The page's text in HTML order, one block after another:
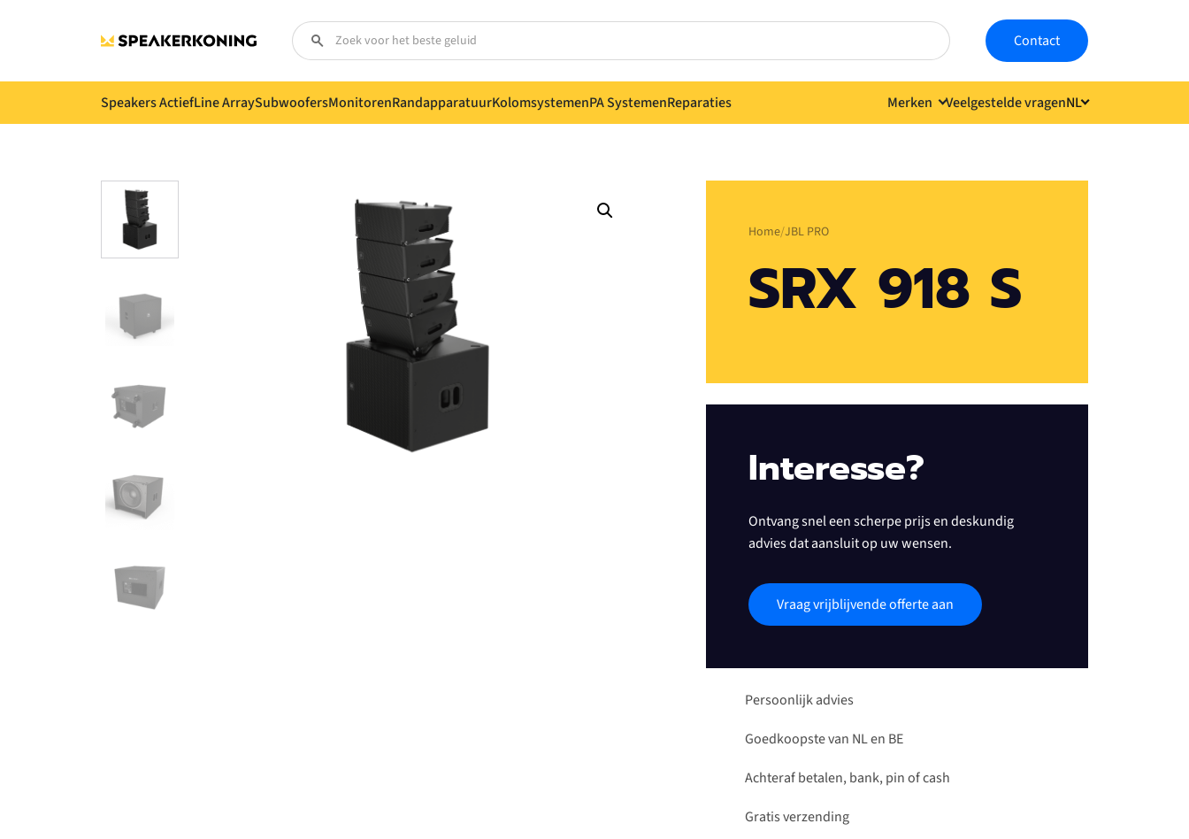
Contact
Speakers ActiefLine ArraySubwoofersMonitorenRandapparatuurKolomsystemenPA SystemenReparaties Merken Veelgestelde vragenNL
Taal kiezen
Home JBL PRO
SRX 918 S
Interesse?
Ontvang snel een scherpe prijs en deskundig
advies dat aansluit op uw wensen.
Vraag vrijblijvende offerte aan
Persoonlijk advies
Goedkoopste van NL en BE
Achteraf betalen, bank, pin of cash
Gratis verzending